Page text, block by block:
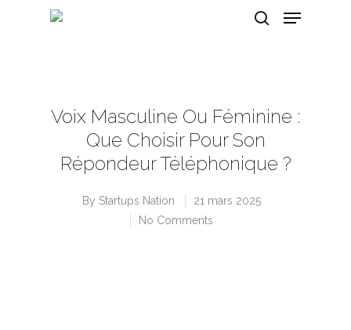
Voix Masculine Ou Féminine :
Que Choisir Pour Son
Répondeur Téléphonique ?
By Startups Nation
21 mars 2025
No Comments